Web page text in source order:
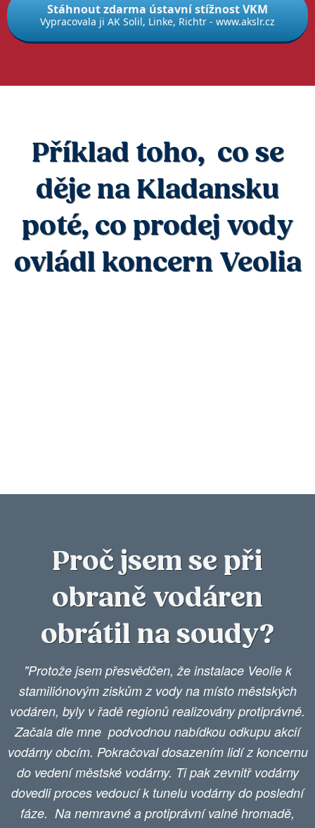
Stáhnout zdarma ústavní stížnost VKM
Vypracovala ji AK Solil, Linke, Richtr - www.akslr.cz
Příklad toho, co se
děje na Kladansku
poté, co prodej vody
ovládl koncern Veolia
Proč jsem se při
obraně vodáren
obrátil na soudy?
"Protože jsem přesvědčen, že instalace Veolie k
stamiliónovým ziskům z vody na místo městských
vodáren, byly v řadě regionů realizovány protiprávně.
Začala dle mne podvodnou nabídkou odkupu akcií
vodárny obcím. Pokračoval dosazením lidí z koncernu
do vedení městské vodárny. Ti pak zevnitř vodárny
dovedli proces vedoucí k tunelu vodárny do poslední
fáze. Na nemravné a protiprávní valné hromadě,